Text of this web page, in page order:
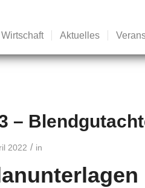
Wirtschaft Aktuelles
–
2022 / in